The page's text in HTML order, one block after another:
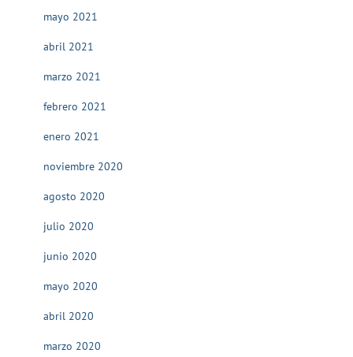
mayo 2021
abril 2021
marzo 2021
febrero 2021
enero 2021
noviembre 2020
agosto 2020
julio 2020
junio 2020
mayo 2020
abril 2020
marzo 2020